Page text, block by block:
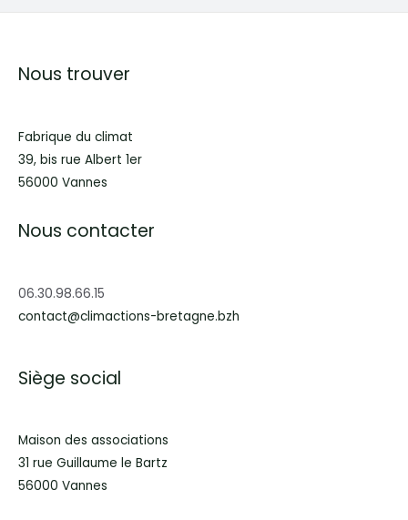
Nous trouver
Fabrique du climat
39, bis rue Albert 1er
56000 Vannes
Nous contacter
06.30.98.66.15
contact@climactions-bretagne.bzh
Siège social
Maison des associations
31 rue Guillaume le Bartz
56000 Vannes